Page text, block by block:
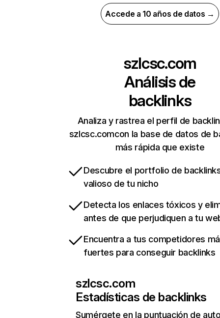
Accede a 10 años de datos →
szlcsc.com
Análisis de
backlinks
Analiza y rastrea el perfil de
szlcsc.comcon la base de datos de
más rápida que existe
Descubre el portfolio de
valioso de tu nicho
Detecta los enlaces tóxicos y
antes de que perjudiquen a tu
Encuentra a tus competidores
fuertes para conseguir backlinks
szlcsc.com
Estadísticas de backlinks
Sumérgete en la puntuación de